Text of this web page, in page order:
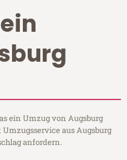
ein Umzug von Augsburg
aus Augsburg
anfordern.